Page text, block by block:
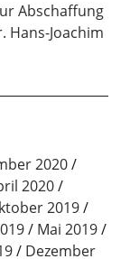
Abschaffung
Hans-Joachim
2020
2020
2019
Mai 2019
Dezember